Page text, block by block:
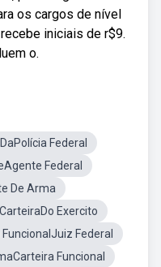
os cargos de nível
iniciais de r$9.
o.
Federal
Federal
De Arma
CarteiraDo Exercito
Federal
Funcional